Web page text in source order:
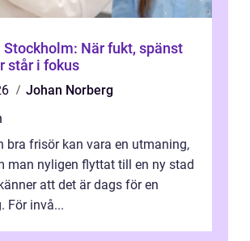
När fukt, spänst
står i fokus
Johan Norberg
bra frisör kan vara en utmaning,
man nyligen flyttat till en ny stad
att det är dags för en
För invå...